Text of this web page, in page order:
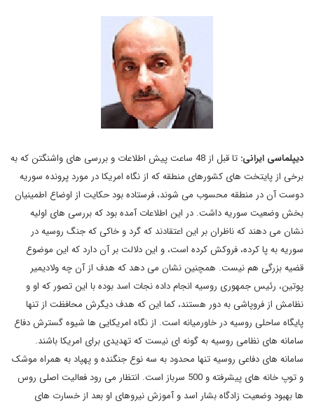
دیپلماسی ایرانی:
تا قبل از 48 ساعت پیش اطلاعات و بررسی های واشنگتن که به
برخی از پایتخت های کشورهای منطقه که از نگاه امریکا در مورد پرونده سوریه
دوست آن در منطقه محسوب می شوند، فرستاده بود حکایت از اوضاع اطمینیان
بخش وضعیت سوریه داشت. در این اطلاعات آمده بود که بررسی های اولیه
نشان می دهند که ناظران بر این اعتقادند که گرد و خاکی که جنگ روسیه در
سوریه به پا کرده، فروکش کرده است، و این دلالت بر آن دارد که این موضوع
قضیه بزرگی هم نیست. همچنین نشان می دهد که هدف از آن چه ولادیمیر
پوتین، رئیس جمهوری روسیه انجام داده نجات اسد بوده با این تصور که او و
نظامش از فروپاشی به دور هستند، کما این که هدف دیگرش محافظت از تنها
پایگاه ساحلی روسیه در خاورمیانه است. از نگاه امریکایی ها شیوه گسترش دفاع
سامانه های نظامی روسیه به گونه ای نیست که تهدیدی برای امریکا باشند.
سامانه های دفاعی روسیه تنها محدود به سه نوع جنگنده و پهپاد به همراه موشک
و توپ خانه های پیشرفته و 500 سرباز است. انتظار می رود فعالیت اصلی روس
ها بهبود وضعیت زادگاه بشار اسد و آموزش نیروهای او بعد از خسارت های